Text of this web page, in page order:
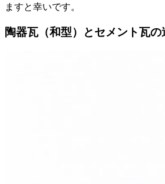
ますと幸いです。
陶器瓦（和型）とセメント瓦の